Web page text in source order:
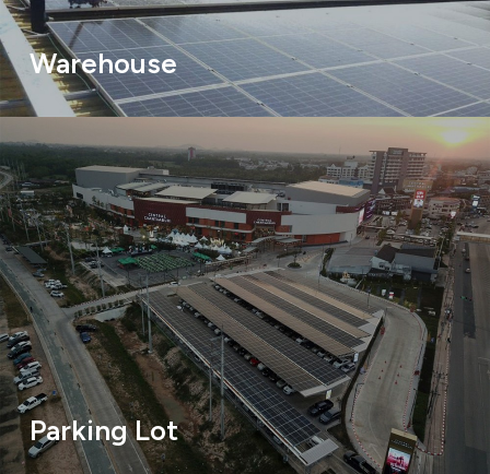
Warehouse
Parking Lot